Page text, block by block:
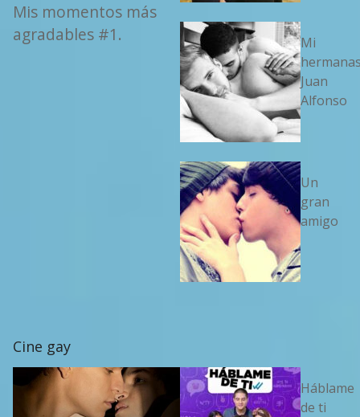
Mis momentos más
agradables #1.
Mi
Juan
Alfonso
Un
gran
amigo
Cine gay
Háblame
de ti